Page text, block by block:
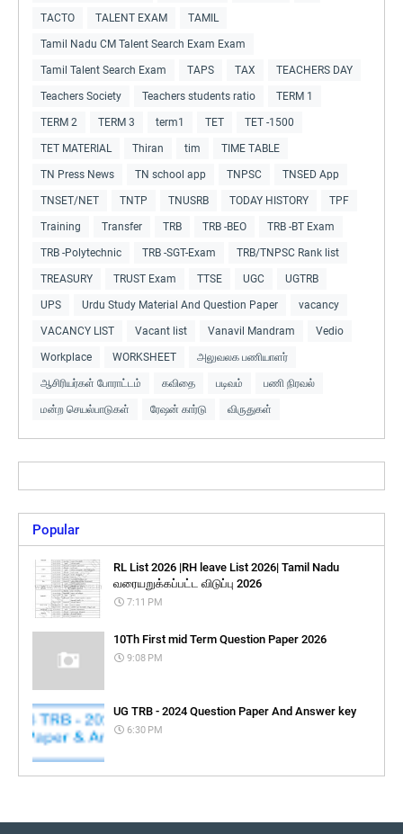
TACTO TALENT EXAM TAMIL
Tamil Nadu CM Talent Search Exam Exam
Tamil Talent Search Exam TAPS TAX TEACHERS DAY
Teachers Society Teachers students ratio TERM 1
TERM 2 TERM 3 term1 TET TET -1500
TET MATERIAL Thiran tim TIME TABLE
TN Press News TN school app TNPSC TNSED App
TNSET/NET TNTP TNUSRB TODAY HISTORY TPF
Training Transfer TRB TRB -BEO TRB -BT Exam
TRB -Polytechnic TRB -SGT-Exam TRB/TNPSC Rank list
TREASURY TRUST Exam TTSE UGC UGTRB
UPS Urdu Study Material And Question Paper vacancy
VACANCY LIST Vacant list Vanavil Mandram Vedio
Workplace WORKSHEET அலுவலக பணியாளர்
ஆசிரியர்கள் போராட்டம் கவிதை படிவம் பணி நிரவல்
மன்ற செயல்பாடுகள் ரேஷன் கார்டு விருதுகள்
Popular
RL List 2026 |RH leave List 2026| Tamil Nadu
வரையறுக்கப்பட்ட விடுப்பு 2026
7:11 PM
10Th First mid Term Question Paper 2026
9:08 PM
UG TRB - 2024 Question Paper And Answer key
6:30 PM